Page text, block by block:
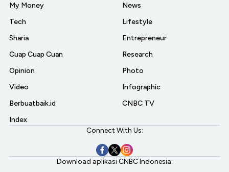
My Money
Tech
Sharia
Cuap Cuap Cuan
Opinion
Video
Berbuatbaik.id
Index
News
Lifestyle
Entrepreneur
Research
Photo
Infographic
CNBC TV
Connect With Us:
Download aplikasi CNBC Indonesia: